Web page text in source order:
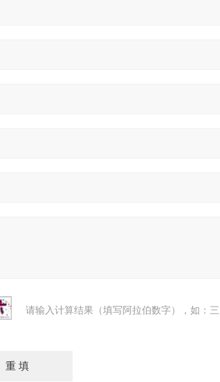
请输入计算结果（填写阿拉伯数字），如：